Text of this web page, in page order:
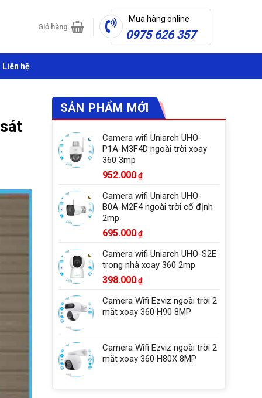
Giỏ hàng
Mua hàng online
0975 626 357
Liên hệ
SẢN PHẨM MỚI
Camera wifi Uniarch UHO-
P1A-M3F4D ngoài trời xoay
360 3mp
952.000 ₫
Camera wifi Uniarch UHO-
B0A-M2F4 ngoài trời cố định
2mp
695.000 ₫
Camera wifi Uniarch UHO-S2E
trong nhà xoay 360 2mp
398.000 ₫
Camera Wifi Ezviz ngoài trời 2
mắt xoay 360 H90 8MP
Camera Wifi Ezviz ngoài trời 2
mắt xoay 360 H80X 8MP